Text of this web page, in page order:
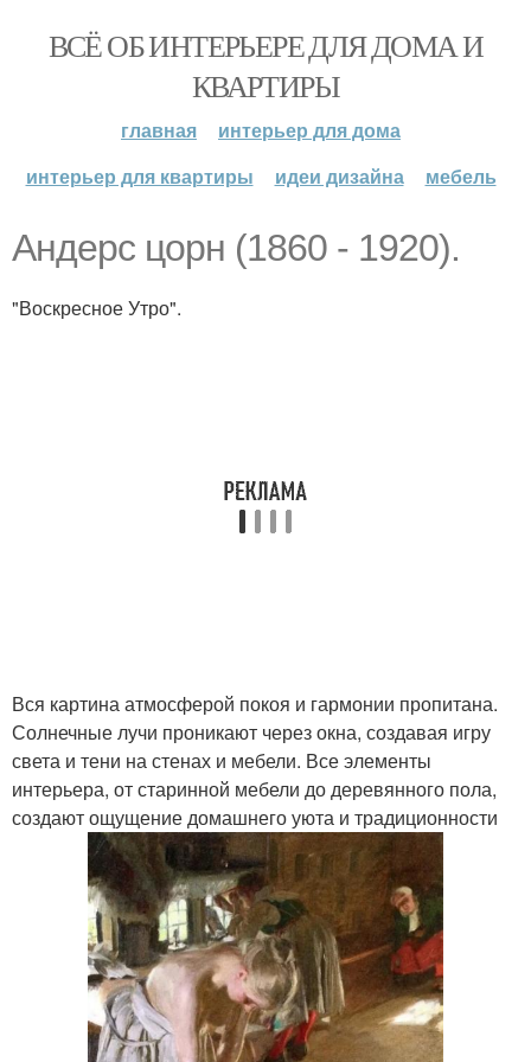
ВСЁ ОБ ИНТЕРЬЕРЕ ДЛЯ ДОМА И
КВАРТИРЫ
главная
интерьер для дома
интерьер для квартиры
идеи дизайна мебель
Андерс цорн (1860 - 1920).
"Воскресное Утро".
Вся картина атмосферой покоя и гармонии пропитана.
Солнечные лучи проникают через окна, создавая игру
света и тени на стенах и мебели. Все элементы
интерьера, от старинной мебели до деревянного пола,
создают ощущение домашнего уюта и традиционности